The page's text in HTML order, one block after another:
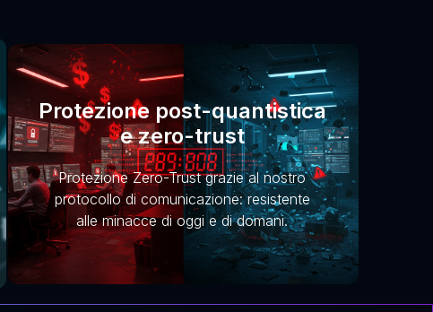
Protezione post-quantistica
e zero-trust
Protezione Zero-Trust grazie al nostro
protocollo di comunicazione: resistente
alle minacce di oggi e di domani.